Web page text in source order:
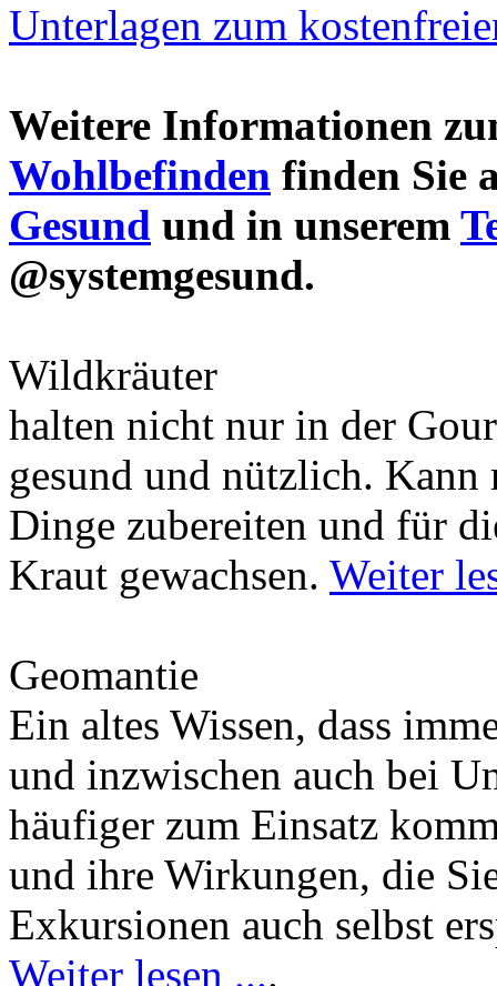
Unterlagen zum
Weitere Informationen
Wohlbefinden finden Sie
Gesund und in unserem
@systemgesund.
Wildkräuter
halten nicht nur in der
gesund und nützlich.
Dinge zubereiten und für
Kraut gewachsen. Weiter
Geomantie
Ein altes Wissen, dass
und inzwischen auch bei
häufiger zum Einsatz
und ihre Wirkungen, die
Exkursionen auch selbst
Weiter lesen ....